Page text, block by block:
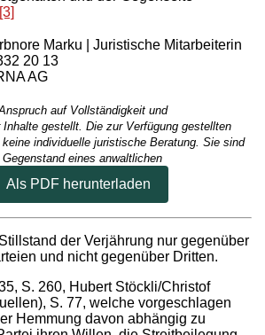
[3]
Marku | Juristische Mitarbeiterin
20 13
AG
auf Vollständigkeit und
gestellt. Die zur Verfügung gestellten
individuelle juristische Beratung. Sie sind
eines anwaltlichen
Als PDF herunterladen
der Verjährung nur gegenüber
und nicht gegenüber Dritten.
S. 260, Hubert Stöckli/Christof
S. 77, welche vorgeschlagen
Hemmung davon abhängig zu